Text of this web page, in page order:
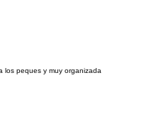
los peques y muy organizada